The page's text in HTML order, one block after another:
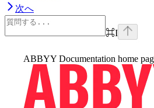
次へ
⌘I
ABBYY Documentation home